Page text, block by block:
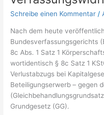
Schreibe einen Kommentar /
Nach dem heute
Bundesverfassungsgerichts
8c Abs. 1 Satz 1
wortidentisch § 8c Satz 1
Verlustabzugs bei
Beteiligungserwerb – gegen
Grundgesetz (GG).
bei
ist
verfassungswidrig!